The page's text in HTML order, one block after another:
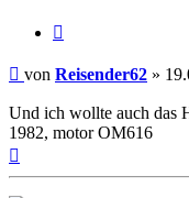
Beitrag
von Reisender62 »
Und ich wollte auch das
1982, motor OM616